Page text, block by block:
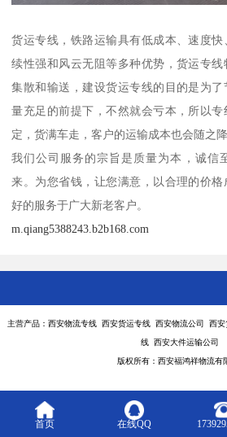
货运专线，铁路运输具有低成本、速度
续性强和风云无阻等多种优势，货运专
集散和输送，建设货运专线的目的是为
量充足的前提下，不然就会亏本，所以
定，货满车走，客户的运输成本也会随之降
我们公司服务的宗旨是质量为本，诚信
来。为您省钱，让您满意，以合理的价
好的服务于广大新老客户。
m.qiang5388243.b2b168.com
主营产品：西安物流专线 西安货运专线 西安物流公司 西
线 西安大件运输公司
版权所有：西安福鸿祥物流有
首页 在线QQ